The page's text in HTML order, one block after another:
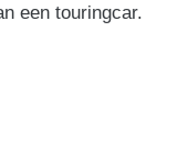
een touringcar.